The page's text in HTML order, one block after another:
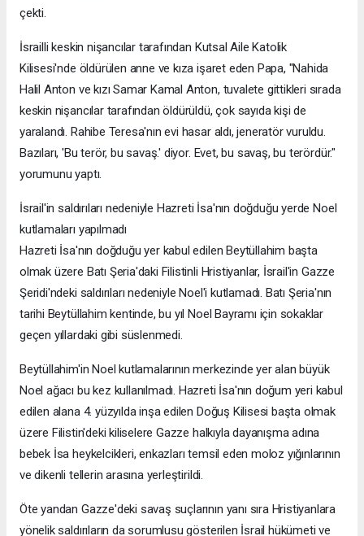
çekti.
İsrailli keskin nişancılar tarafından Kutsal Aile Katolik
Kilisesi'nde öldürülen anne ve kıza işaret eden Papa, "Nahida
Halil Anton ve kızı Samar Kamal Anton, tuvalete gittikleri sırada
keskin nişancılar tarafından öldürüldü, çok sayıda kişi de
yaralandı. Rahibe Teresa'nın evi hasar aldı, jeneratör vuruldu.
Bazıları, 'Bu terör, bu savaş.' diyor. Evet, bu savaş, bu terördür."
yorumunu yaptı.
İsrail'in saldırıları nedeniyle Hazreti İsa'nın doğduğu yerde Noel
kutlamaları yapılmadı
Hazreti İsa'nın doğduğu yer kabul edilen Beytüllahim başta
olmak üzere Batı Şeria'daki Filistinli Hristiyanlar, İsrail'in Gazze
Şeridi'ndeki saldırıları nedeniyle Noel'i kutlamadı. Batı Şeria'nın
tarihi Beytüllahim kentinde, bu yıl Noel Bayramı için sokaklar
geçen yıllardaki gibi süslenmedi.
Beytüllahim'in Noel kutlamalarının merkezinde yer alan büyük
Noel ağacı bu kez kullanılmadı. Hazreti İsa'nın doğum yeri kabul
edilen alana 4. yüzyılda inşa edilen Doğuş Kilisesi başta olmak
üzere Filistin'deki kiliselere Gazze halkıyla dayanışma adına
bebek İsa heykelcikleri, enkazları temsil eden moloz yığınlarının
ve dikenli tellerin arasına yerleştirildi.
Öte yandan Gazze'deki savaş suçlarının yanı sıra Hristiyanlara
yönelik saldırıların da sorumlusu gösterilen İsrail hükümeti ve